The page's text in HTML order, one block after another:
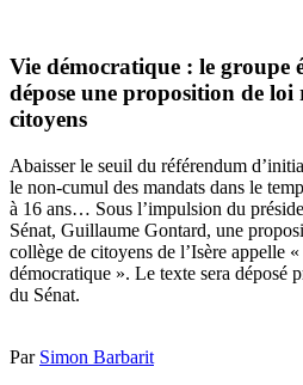
Vie démocratique : le groupe
dépose une proposition de loi
citoyens
Abaisser le seuil du référendum
le non-cumul des mandats dans le
à 16 ans… Sous l’impulsion du
Sénat, Guillaume Gontard, une
collège de citoyens de l’Isère appelle
démocratique ». Le texte sera déposé
du Sénat.
Par Simon Barbarit